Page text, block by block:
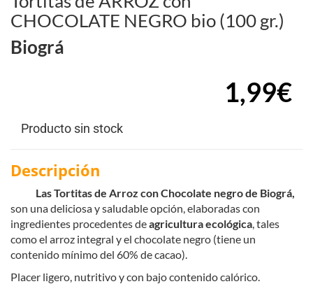
CHOCOLATE NEGRO bio (100 gr.)
Biográ
1,99€
Producto sin stock
Descripción
Las Tortitas de Arroz con Chocolate negro de Biográ,
son una deliciosa y saludable opción, elaboradas con
ingredientes procedentes deagricultura ecológica, tales
como el arroz integral y el chocolate negro (tiene un
contenido mínimo del 60% de cacao).
Placer ligero, nutritivo y con bajo contenido calórico.